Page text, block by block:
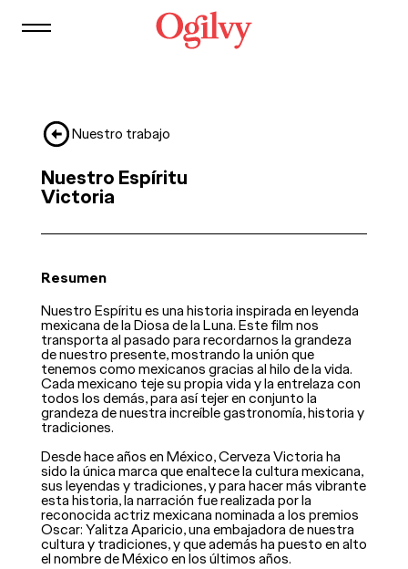
Contacto
Nuestro trabajo
Nuestro Espíritu
Victoria
Resumen
Nuestro Espíritu es una historia inspirada en leyenda
mexicana de la Diosa de la Luna. Este film nos
transporta al pasado para recordarnos la grandeza
de nuestro presente, mostrando la unión que
tenemos como mexicanos gracias al hilo de la vida.
Cada mexicano teje su propia vida y la entrelaza con
todos los demás, para así tejer en conjunto la
grandeza de nuestra increíble gastronomía, historia y
tradiciones.
Desde hace años en México, Cerveza Victoria ha
sido la única marca que enaltece la cultura mexicana,
sus leyendas y tradiciones, y para hacer más vibrante
esta historia, la narración fue realizada por la
reconocida actriz mexicana nominada a los premios
Oscar: Yalitza Aparicio, una embajadora de nuestra
cultura y tradiciones, y que además ha puesto en alto
el nombre de México en los últimos años.